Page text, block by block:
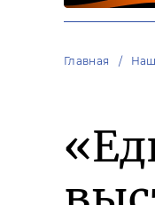
Главная